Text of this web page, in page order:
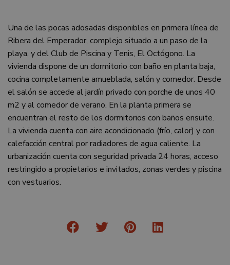
Una de las pocas adosadas disponibles en primera línea de
Ribera del Emperador, complejo situado a un paso de la
playa, y del Club de Piscina y Tenis, El Octógono. La
vivienda dispone de un dormitorio con baño en planta baja,
cocina completamente amueblada, salón y comedor. Desde
el salón se accede al jardín privado con porche de unos 40
m2 y al comedor de verano. En la planta primera se
encuentran el resto de los dormitorios con baños ensuite.
La vivienda cuenta con aire acondicionado (frío, calor) y con
calefacción central por radiadores de agua caliente. La
urbanización cuenta con seguridad privada 24 horas, acceso
restringido a propietarios e invitados, zonas verdes y piscina
con vestuarios.